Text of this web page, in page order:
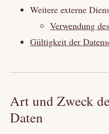
Weitere externe
Verwendung
Gültigkeit der
Art und Zweck
Daten